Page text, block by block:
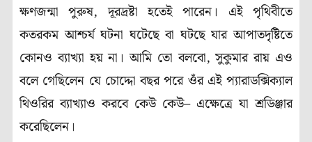
ক্ষণজন্মা পুরুষ, দূরদ্রষ্টা হতেই পারেন। এই পৃথিবীতে
কতরকম আশ্চর্য ঘটনা ঘটেছে বা ঘটছে যার আপাতদৃষ্টিতে
কোনও ব্যাখ্যা হয় না। আমি তো বলবো, সুকুমার রায় এও
বলে গেছিলেন যে চোদ্দো বছর পরে ওঁর এই প্যারাডক্সিক্যাল
থিওরির ব্যাখ্যাও করবে কেউ কেউ– এক্ষেত্রে যা শ্রডিঞ্জার
করেছিলেন।